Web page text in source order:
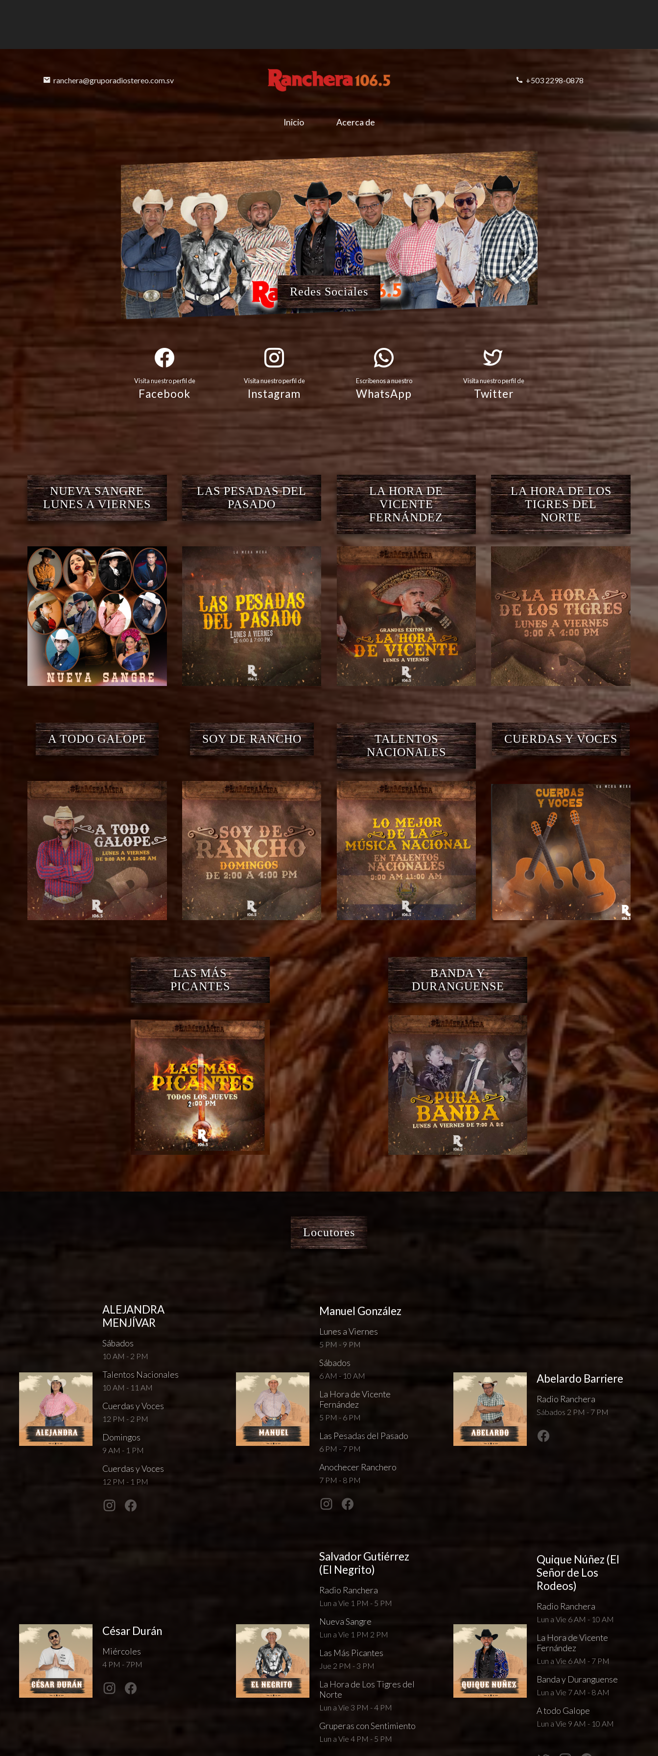
ranchera@gruporadiostereo.com.sv +503 2298-0878
Inicio Acerca de
Redes Sociales
Visita nuestro perfil de
Facebook
Visita nuestro perfil de
Instagram
Escribenos a nuestro
WhatsApp
Visita nuestro perfil de
Twitter
NUEVA SANGRE
LUNES A VIERNES
LAS PESADAS DEL
PASADO
LA HORA DE
VICENTE
FERNÁNDEZ
LA HORA DE LOS
TIGRES DEL
NORTE
A TODO GALOPE SOY DE RANCHO
TALENTOS
NACIONALES
CUERDAS Y VOCES
LAS MÁS
PICANTES
BANDA Y
DURANGUENSE
Locutores
ALEJANDRA
MENJÍVAR
Sábados
10 AM - 2 PM
Talentos Nacionales
10 AM - 11 AM
Cuerdas y Voces
12 PM - 2 PM
Domingos
9 AM - 1 PM
Cuerdas y Voces
12 PM - 1 PM
Manuel González
Lunes a Viernes
5 PM - 9 PM
Sábados
6 AM - 10 AM
La Hora de Vicente
Fernández
5 PM - 6 PM
Las Pesadas del Pasado
6 PM - 7 PM
Anochecer Ranchero
7 PM - 8 PM
Abelardo Barriere
Radio Ranchera
Sábados 2 PM - 7 PM
César Durán
Miércoles
4 PM - 7PM
Salvador Gutiérrez
(El Negrito)
Radio Ranchera
Lun a Vie 1 PM - 5 PM
Nueva Sangre
Lun a Vie 1 PM 2 PM
Las Más Picantes
Jue 2 PM - 3 PM
La Hora de Los Tigres del
Norte
Lun a Vie 3 PM - 4 PM
Gruperas con Sentimiento
Lun a Vie 4 PM - 5 PM
Quique Núñez (El
Señor de Los
Rodeos)
Radio Ranchera
Lun a Vie 6 AM - 10 AM
La Hora de Vicente
Fernández
Lun a Vie 6 AM - 7 PM
Banda y Duranguense
Lun a Vie 7 AM - 8 AM
A todo Galope
Lun a Vie 9 AM - 10 AM